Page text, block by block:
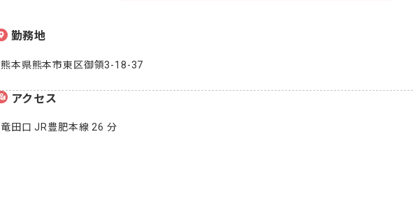
勤務地
熊本県熊本市東区御領3-18-37
アクセス
竜田口 JR豊肥本線 26 分